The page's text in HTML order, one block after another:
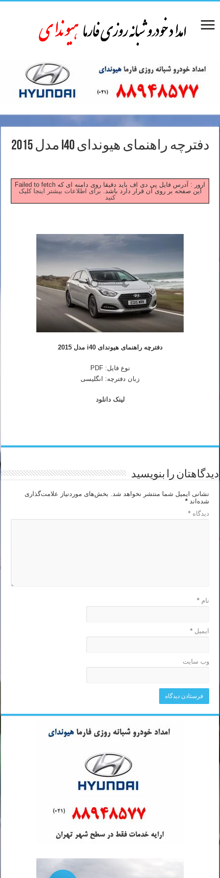
دفترچه راهنمای هیوندای i40 مدل 2015
Failed to fetch ارور : آدرس فایل پی دی اف باید دقیقا روی دامنه ای که
این صفحه بر روی آن قرار دارد باشد. برای اطلاعات بیشتر اینجا کلیک
کنید
دفترچه راهنمای هیوندای i40 مدل 2015
نوع فایل: PDF
زبان دفترچه: انگلیسی
لینک دانلود
دیدگاهتان را بنویسید
نشانی ایمیل شما منتشر نخواهد شد.
بخش‌های موردنیاز علامت‌گذاری
شده‌اند*
دیدگاه*
نام*
ایمیل*
وب‌ سایت